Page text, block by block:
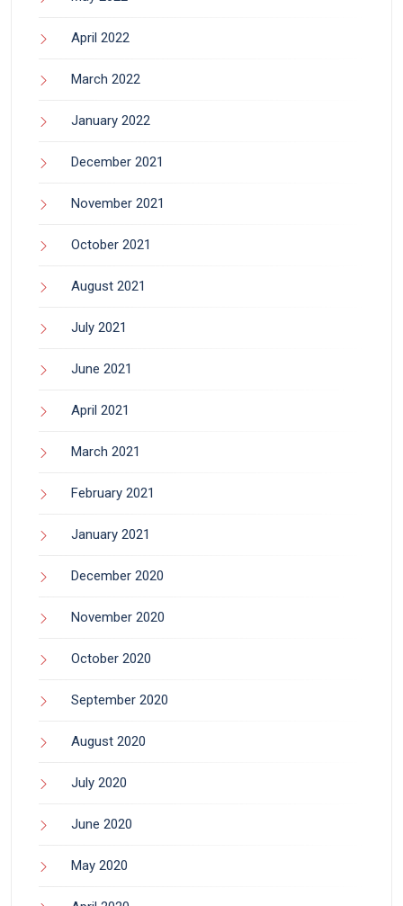
April 2022
March 2022
January 2022
December 2021
November 2021
October 2021
August 2021
July 2021
June 2021
April 2021
March 2021
February 2021
January 2021
December 2020
November 2020
October 2020
September 2020
August 2020
July 2020
June 2020
May 2020